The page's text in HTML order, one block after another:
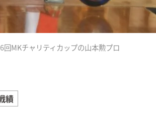
回MKチャリティカップの山本勲プロ
績